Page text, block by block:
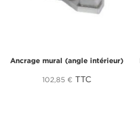
Ancrage mural (angle intérieur)
102,85 € TTC